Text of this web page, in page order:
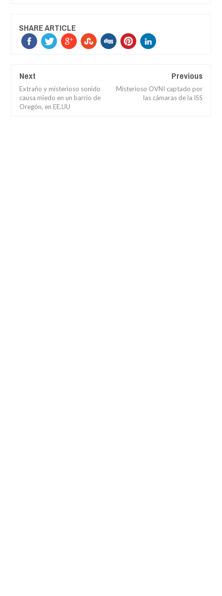
SHARE ARTICLE
Next
Extraño y misterioso sonido
causa miedo en un barrio de
Oregón, en EE.UU
Previous
Misterioso OVNI captado por
las cámaras de la ISS